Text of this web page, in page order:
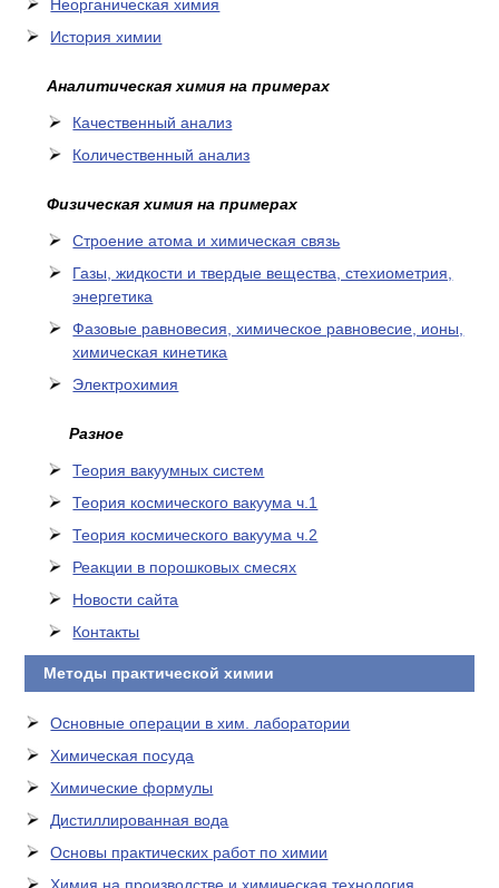
Неорганическая химия
История химии
Аналитическая химия на примерах
Качественный анализ
Количественный анализ
Физическая химия на примерах
Cтроение атома и химическая связь
Газы, жидкости и твердые вещества, стехиометрия,
энергетика
Фазовые равновесия, химическое равновесие, ионы,
химическая кинетика
Электрохимия
Разное
Теория вакуумных систем
Теория космического вакуума ч.1
Теория космического вакуума ч.2
Реакции в порошковых смесях
Новости сайта
Контакты
Методы практической химии
Основные операции в хим. лаборатории
Химическая посуда
Химические формулы
Дистиллированная вода
Основы практических работ по химии